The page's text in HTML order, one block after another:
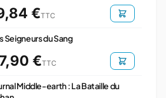
€TTC
Seigneurs du Sang
€TTC
Middle-earth : La Bataille du